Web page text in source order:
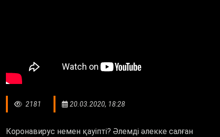
2181 20.03.2020, 18:28
Коронавирус немен қауіпті? Әлемді әлекке салған